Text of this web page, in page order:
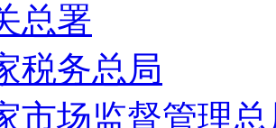
总署
税务总局
市场监督管理